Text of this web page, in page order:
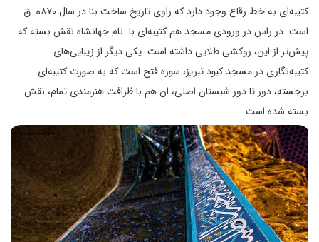
کتیبه‌ای به خط رقاع وجود دارد که راوی تاریخ ساخت بنا در سال ۸۷۰ه. ق
است. در راس در ورودی مسجد هم کتیبه‌ای با نام جهانشاه نقش بسته که
پیش‌تر از این، روکشی طلایی داشته است. یکی دیگر از زیبایی‌های
کتیبه‌نگاری در مسجد کبود تبریز، سوره فتح است که به صورت کتیبه‌ای
برجسته، دور تا دور شبستان اصلی، ان هم با ظرافت هنرمندی تمام، نقش
بسته شده است.